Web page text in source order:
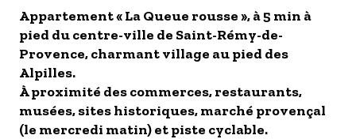
- Les établissements Accueil vélo
LES OFFRES MYPROVENCE
S'inscrire à nos newsletters
Appartement « La Queue rousse », à 5 min à
pied du centre-ville de Saint-Rémy-de-
Provence, charmant village au pied des
Alpilles.
À proximité des commerces, restaurants,
musées, sites historiques, marché provençal
(le mercredi matin) et piste cyclable.